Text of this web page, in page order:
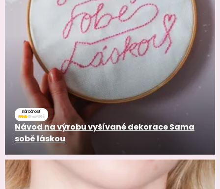
náročnosť
Návod na výrobu vyšívané dekorace Sama
sobě láskou